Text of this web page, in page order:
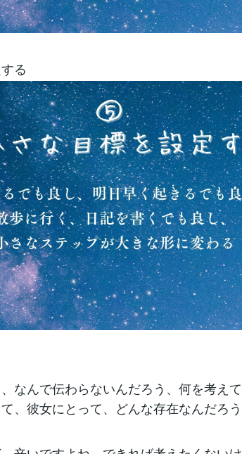
る
なんで伝わらないんだろう、何を考えて
、彼女にとって、どんな存在なんだろう